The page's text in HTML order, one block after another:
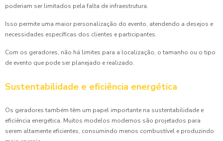
poderiam ser limitados pela falta de infraestrutura.
Isso permite uma maior personalização do evento, atendendo a desejos e
necessidades específicas dos clientes e participantes.
Com os geradores, não há limites para a localização, o tamanho ou o tipo
de evento que pode ser planejado e realizado.
Sustentabilidade e eficiência energética
Os geradores também têm um papel importante na sustentabilidade e
eficiência energética. Muitos modelos modernos são projetados para
serem altamente eficientes, consumindo menos combustível e produzindo